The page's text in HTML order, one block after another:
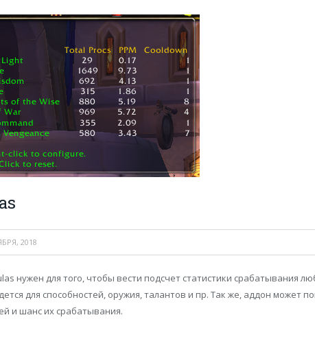
2018
нужен для того, чтобы вести подсчет статистики срабатывания
для способностей, оружия, талантов и пр. Так же, аддон может
и шанс их срабатывания.